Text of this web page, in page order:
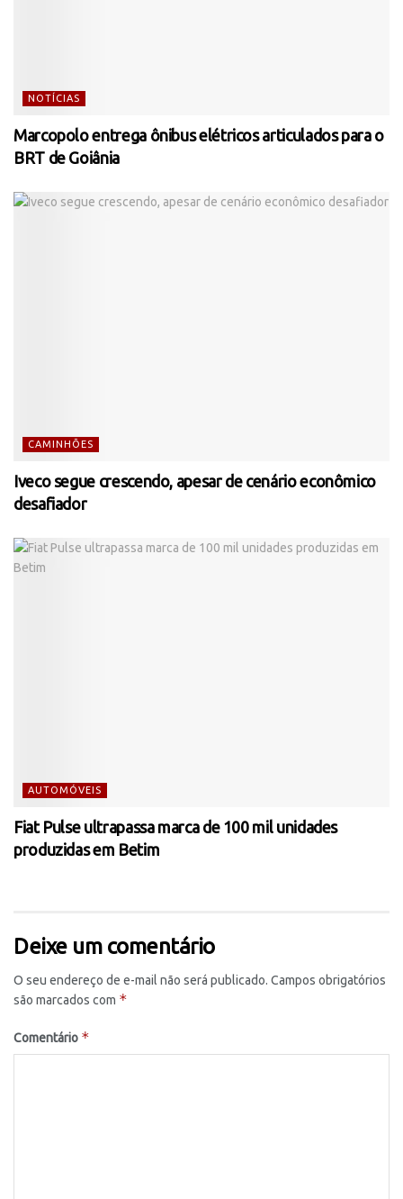
NOTÍCIAS
Marcopolo entrega ônibus elétricos articulados para o
BRT de Goiânia
CAMINHÕES
Iveco segue crescendo, apesar de cenário econômico
desafiador
AUTOMÓVEIS
Fiat Pulse ultrapassa marca de 100 mil unidades
produzidas em Betim
Deixe um comentário
O seu endereço de e-mail não será publicado. Campos obrigatórios
são marcados com *
Comentário *